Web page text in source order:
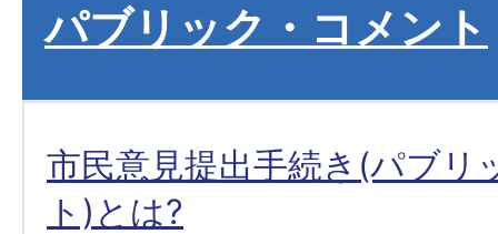
パブリック・コメント
市民意見提出手続き(パブリ
ト)とは?